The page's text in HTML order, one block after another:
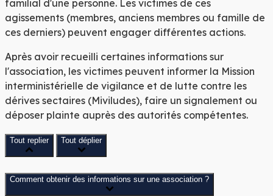
familial d'une personne. Les victimes de ces
agissements (membres, anciens membres ou famille de
ces derniers) peuvent engager différentes actions.
Après avoir recueilli certaines informations sur
l'association, les victimes peuvent informer la Mission
interministérielle de vigilance et de lutte contre les
dérives sectaires (Miviludes), faire un signalement ou
déposer plainte auprès des autorités compétentes.
Tout replier Tout déplier
Comment obtenir des informations sur une association ?